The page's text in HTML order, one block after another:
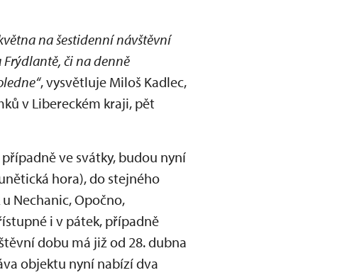
na šestidenní návštěvní
či na denně
“, vysvětluje Miloš Kadlec,
v Libereckém kraji, pět
ve svátky, budou nyní
hora), do stejného
Nechanic, Opočno,
i v pátek, případně
dobu má již od 28. dubna
objektu nyní nabízí dva